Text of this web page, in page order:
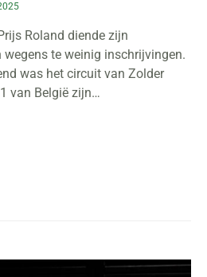
Roland diende zijn
te weinig inschrijvingen.
was het circuit van Zolder
van België zijn…